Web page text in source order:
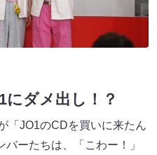
にダメ出し！？
「JO1のCDを買いに来たん
ーたちは、「こわー！」